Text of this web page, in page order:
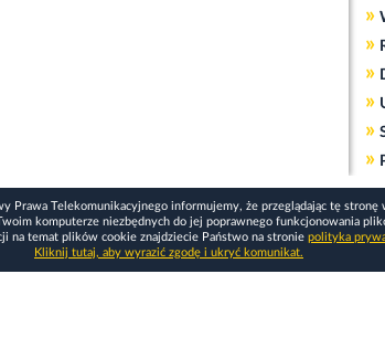
»
»
»
»
»
»
Prawa Telekomunikacyjnego informujemy, że przeglądając tę stronę
komputerze niezbędnych do jej poprawnego funkcjonowania
na temat plików cookie znajdziecie Państwo na stronie polityka
Kliknij tutaj, aby wyrazić zgodę i ukryć komunikat.